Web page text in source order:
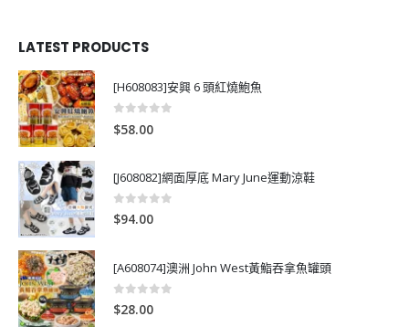
LATEST PRODUCTS
[H608083]安興 6 頭紅燒鮑魚
0
$58.00
[J608082]網面厚底 Mary June運動涼鞋
0 out of 5
$94.00
[A608074]澳洲 John West黃鮨吞拿魚罐頭
0 out of 5
$28.00